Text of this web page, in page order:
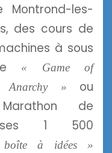
les-
des cours de
à sous
« Game of
»
ou
de
ses 1 500
à idées »